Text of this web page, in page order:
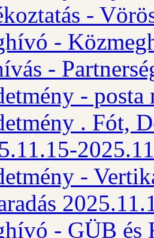
-
-
-
- posta
. Fót,
-
- GÜB és